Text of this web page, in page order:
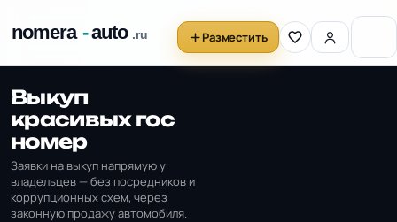
Разместить
Выкуп
красивых гос
номер
Заявки на выкуп напрямую у
владельцев — без посредников и
коррупционных схем, через
законную продажу автомобиля.